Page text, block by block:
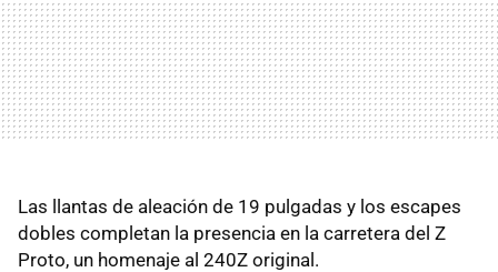
Las llantas de aleación de 19 pulgadas y los escapes
dobles completan la presencia en la carretera del Z
Proto, un homenaje al 240Z original.